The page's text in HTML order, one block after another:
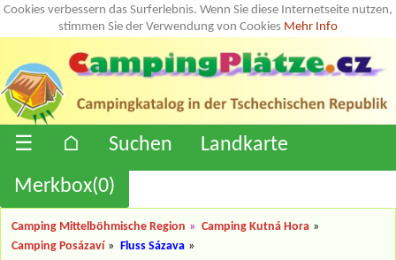
Cookies verbessern das Surferlebnis. Wenn Sie diese Internetseite nutzen,
stimmen Sie der Verwendung von Cookies Mehr Info
☰ ⌂ Suchen
Landkarte
Merkbox(0)
Camping Mittelböhmische Region » Camping Kutná Hora »
Camping Posázaví » Fluss Sázava »